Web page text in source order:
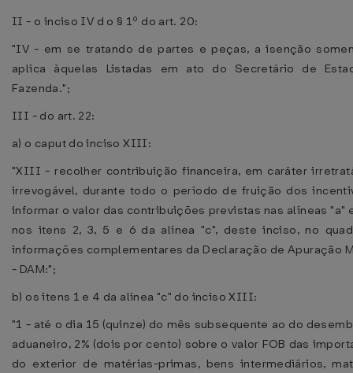
II - o inciso IV d o § 1º do art. 20:
"IV - em se tratando de partes e peças, a isenção
aplica àquelas Listadas em ato do Secretário de
Fazenda.";
III - do art. 22:
a) o caput do inciso XIII:
"XIII - recolher contribuição financeira, em caráter
irrevogável, durante todo o período de fruição dos
informar o valor das contribuições previstas nas alíneas "a"
nos itens 2, 3, 5 e 6 da alínea "c", deste inciso, no
informações complementares da Declaração de Apuração
- DAM:";
b) os itens 1 e 4 da alínea "c" do inciso XIII:
"1 - até o dia 15 (quinze) do mês subsequente ao do
aduaneiro, 2% (dois por cento) sobre o valor FOB das
do exterior de matérias-primas, bens intermediários,